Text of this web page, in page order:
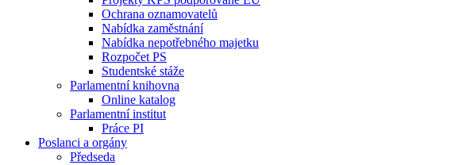
Ochrana oznamovatelů
Nabídka zaměstnání
Nabídka nepotřebného majetku
Rozpočet PS
Studentské stáže
Parlamentní knihovna
Online katalog
Parlamentní institut
Práce PI
Poslanci a orgány
Předseda